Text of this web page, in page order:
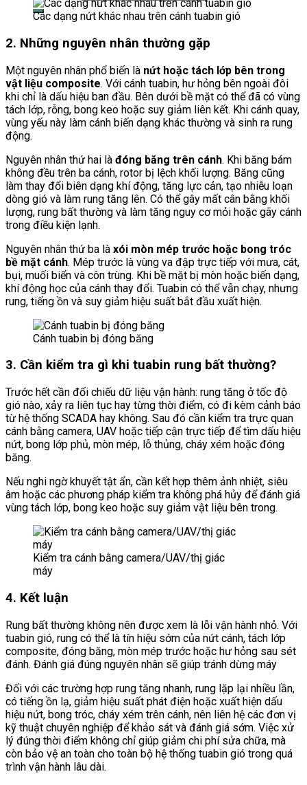
Các dạng nứt khác nhau trên cánh tuabin gió
2. Những nguyên nhân thường gặp
Một nguyên nhân phổ biến là nứt hoặc tách lớp bên trong
vật liệu composite. Với cánh tuabin, hư hỏng bên ngoài đôi
khi chỉ là dấu hiệu ban đầu. Bên dưới bề mặt có thể đã có vùng
tách lớp, rỗng, bong keo hoặc suy giảm liên kết. Khi cánh quay,
vùng yếu này làm cánh biến dạng khác thường và sinh ra rung
động.
Nguyên nhân thứ hai là đóng băng trên cánh. Khi băng bám
không đều trên ba cánh, rotor bị lệch khối lượng. Băng cũng
làm thay đổi biên dạng khí động, tăng lực cản, tạo nhiễu loạn
dòng gió và làm rung tăng lên. Có thể gây mất cân bằng khối
lượng, rung bất thường và làm tăng nguy cơ mỏi hoặc gãy cánh
trong điều kiện lạnh.
Nguyên nhân thứ ba là xói mòn mép trước hoặc bong tróc
bề mặt cánh. Mép trước là vùng va đập trực tiếp với mưa, cát,
bụi, muối biển và côn trùng. Khi bề mặt bị mòn hoặc biến dạng,
khí động học của cánh thay đổi. Tuabin có thể vẫn chạy, nhưng
rung, tiếng ồn và suy giảm hiệu suất bắt đầu xuất hiện.
Cánh tuabin bị đóng băng
3. Cần kiểm tra gì khi tuabin rung bất thường?
Trước hết cần đối chiếu dữ liệu vận hành: rung tăng ở tốc độ
gió nào, xảy ra liên tục hay từng thời điểm, có đi kèm cảnh báo
từ hệ thống SCADA hay không. Sau đó cần kiểm tra trực quan
cánh bằng camera, UAV hoặc tiếp cận trực tiếp để tìm dấu hiệu
nứt, bong lớp phủ, mòn mép, lỗ thủng, cháy xém hoặc đóng
băng.
Nếu nghi ngờ khuyết tật ẩn, cần kết hợp thêm ảnh nhiệt, siêu
âm hoặc các phương pháp kiểm tra không phá hủy để đánh giá
vùng tách lớp, bong keo hoặc suy giảm vật liệu bên trong.
Kiểm tra cánh bằng camera/UAV/thị giác
máy
4. Kết luận
Rung bất thường không nên được xem là lỗi vận hành nhỏ. Với
tuabin gió, rung có thể là tín hiệu sớm của nứt cánh, tách lớp
composite, đóng băng, mòn mép trước hoặc hư hỏng sau sét
đánh. Đánh giá đúng nguyên nhân sẽ giúp tránh dừng máy
Đối với các trường hợp rung tăng nhanh, rung lặp lại nhiều lần,
có tiếng ồn lạ, giảm hiệu suất phát điện hoặc xuất hiện dấu
hiệu nứt, bong tróc, cháy xém trên cánh, nên liên hệ các đơn vị
kỹ thuật chuyên nghiệp để khảo sát và đánh giá sớm. Việc xử
lý đúng thời điểm không chỉ giúp giảm chi phí sửa chữa, mà
còn bảo vệ an toàn cho toàn bộ hệ thống tuabin gió trong quá
trình vận hành lâu dài.